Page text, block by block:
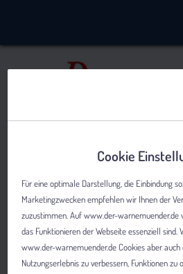
Cookie
Für eine optimale Darstellung, die Einbindung
Marketingzwecken empfehlen wir Ihnen der
zuzustimmen. Auf www.der-warnemuender.de
das Funktionieren der Webseite essenziell sind.
www.der-warnemuender.de Cookies aber auch
Nutzungserlebnis zu verbessern, Funktionen